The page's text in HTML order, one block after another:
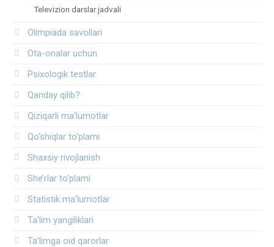
Televizion darslar jadvali
Olimpiada savollari
Ota-onalar uchun
Psixologik testlar
Qanday qilib?
Qiziqarli ma’lumotlar
Qo‘shiqlar to‘plami
Shaxsiy rivojlanish
She’rlar to‘plami
Statistik ma’lumotlar
Ta’lim yangiliklari
Ta’limga oid qarorlar